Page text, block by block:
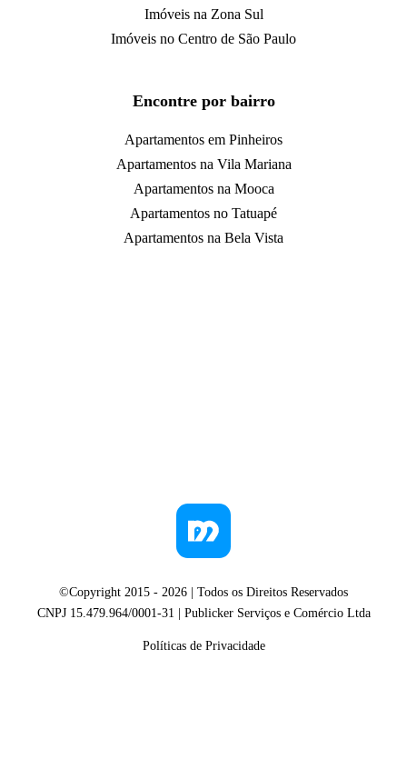
Imóveis na Zona Sul
Imóveis no Centro de São Paulo
Encontre por bairro
Apartamentos em Pinheiros
Apartamentos na Vila Mariana
Apartamentos na Mooca
Apartamentos no Tatuapé
Apartamentos na Bela Vista
©Copyright 2015 - 2026 | Todos os Direitos Reservados
CNPJ 15.479.964/0001-31 | Publicker Serviços e Comércio Ltda
Políticas de Privacidade